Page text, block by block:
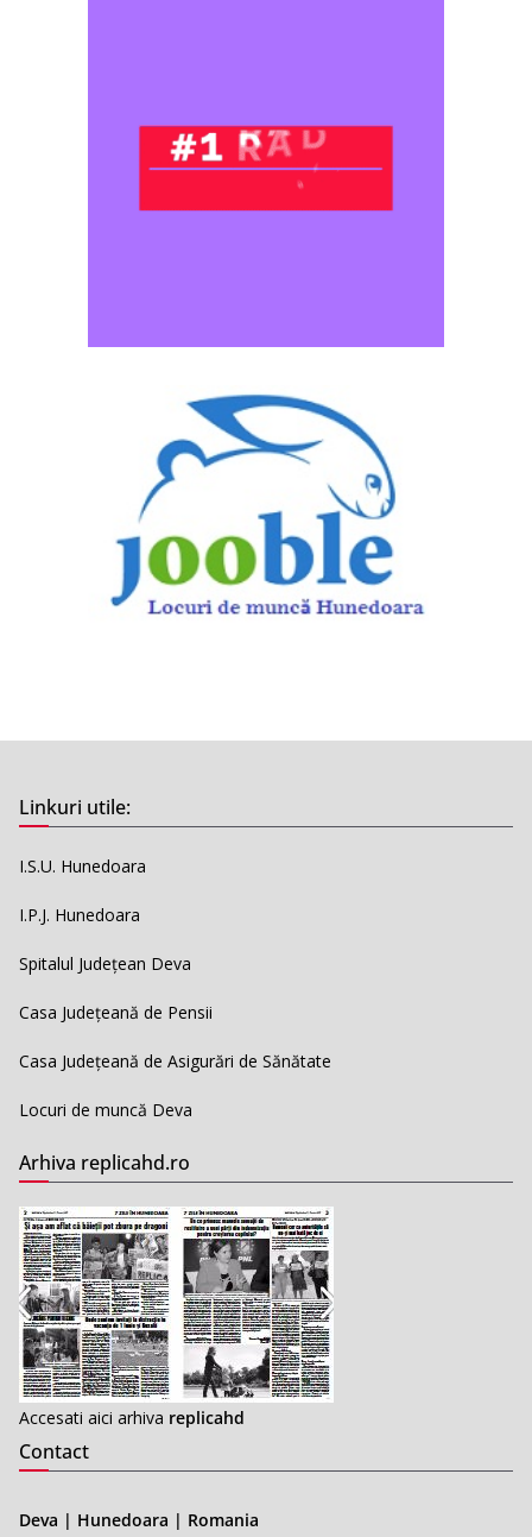
Linkuri utile:
I.S.U. Hunedoara
I.P.J. Hunedoara
Spitalul Județean Deva
Casa Județeană de Pensii
Casa Județeană de Asigurări de Sănătate
Locuri de muncă Deva
Arhiva replicahd.ro
Accesati aici arhiva replicahd
Contact
Deva | Hunedoara | Romania